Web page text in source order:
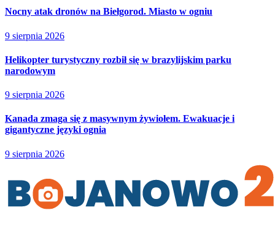
Nocny atak dronów na Biełgorod. Miasto w ogniu
9 sierpnia 2026
Helikopter turystyczny rozbił się w brazylijskim parku
narodowym
9 sierpnia 2026
Kanada zmaga się z masywnym żywiołem. Ewakuacje i
gigantyczne języki ognia
9 sierpnia 2026